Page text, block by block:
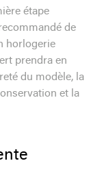
étape
de
horlogerie
prendra en
du modèle, la
et la